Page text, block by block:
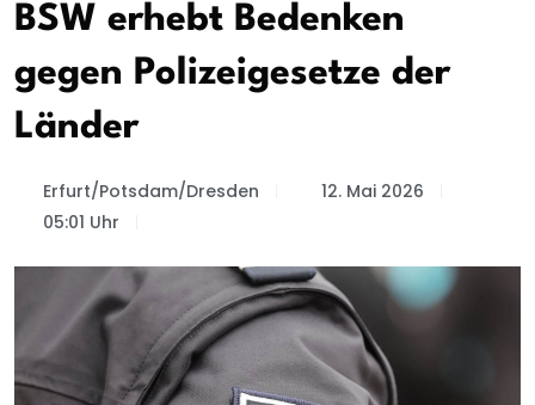
BSW erhebt Bedenken
gegen Polizeigesetze der
Länder
Erfurt/Potsdam/Dresden
12. Mai 2026
05:01 Uhr